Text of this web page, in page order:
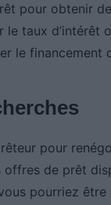
pour obtenir
le taux
le financement
pour
de prêt
pourriez